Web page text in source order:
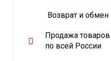
Возврат и обмен
Продажа
по всей России